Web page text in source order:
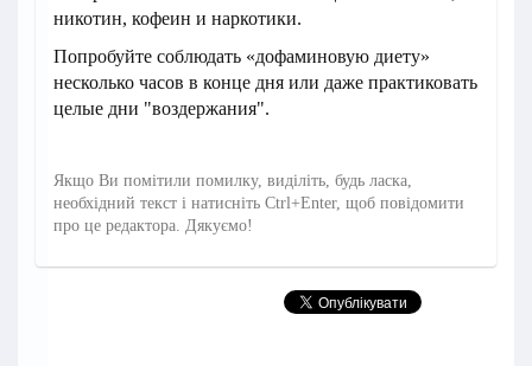
никотин, кофеин и наркотики.
Попробуйте соблюдать «дофаминовую диету»
несколько часов в конце дня или даже практиковать
целые дни "воздержания".
Якщо Ви помітили помилку, виділіть, будь ласка,
необхідний текст і натисніть Ctrl+Enter, щоб повідомити
про це редактора. Дякуємо!